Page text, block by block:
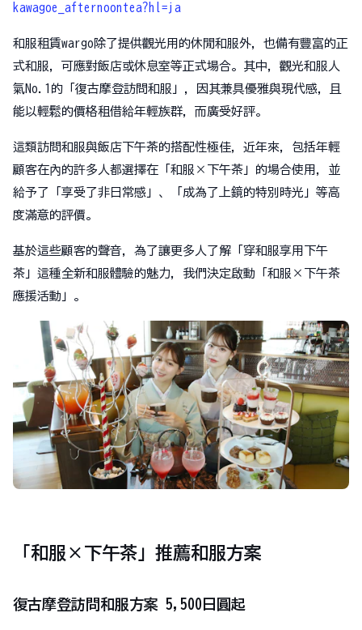
kawagoe_afternoontea?hl=ja
和服租賃wargo除了提供觀光用的休閒和服外，也備有豐富的正
式和服，可應對飯店或休息室等正式場合。其中，觀光和服人
氣No.1的「復古摩登訪問和服」，因其兼具優雅與現代感，且
能以輕鬆的價格租借給年輕族群，而廣受好評。
這類訪問和服與飯店下午茶的搭配性極佳，近年來，包括年輕
顧客在內的許多人都選擇在「和服×下午茶」的場合使用，並
給予了「享受了非日常感」、「成為了上鏡的特別時光」等高
度滿意的評價。
基於這些顧客的聲音，為了讓更多人了解「穿和服享用下午
茶」這種全新和服體驗的魅力，我們決定啟動「和服×下午茶
應援活動」。
「和服×下午茶」推薦和服方案
復古摩登訪問和服方案 5,500日圓起